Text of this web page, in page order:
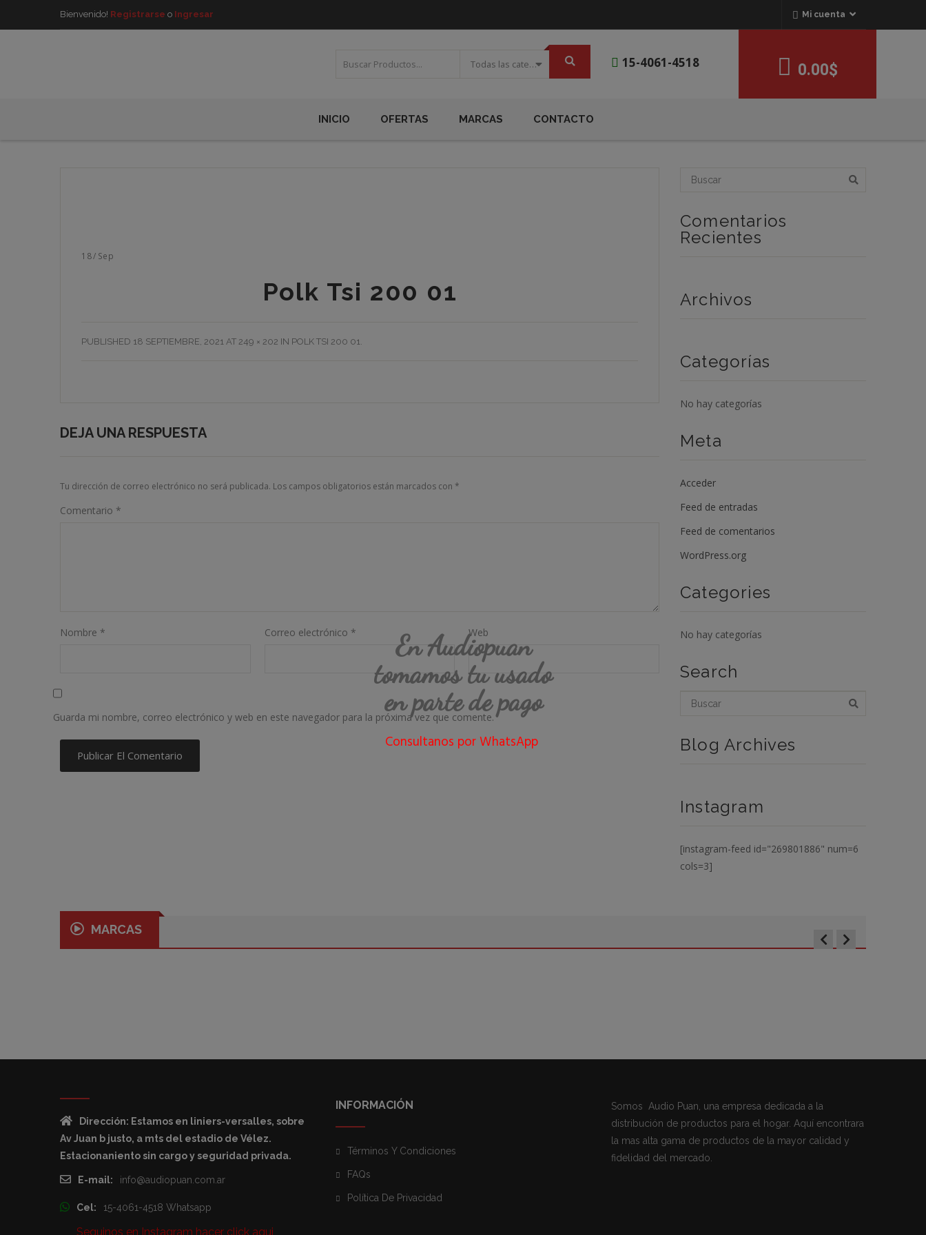
Bienvenido! Registrarse o Ingresar Mi cuenta
Todas las categorias 15-4061-4518 0.00$
INICIO OFERTAS MARCAS CONTACTO
18/ Sep
Polk Tsi 200 01
PUBLISHED 18 SEPTIEMBRE, 2021 AT 249 × 202 IN POLK TSI 200 01
DEJA UNA RESPUESTA
Tu dirección de correo electrónico no será publicada. Los campos obligatorios están marcados con *
Comentario *
Nombre * Correo electrónico * Web
Guarda mi nombre, correo electrónico y web en este navegador para la próxima vez que comente.
Comentarios
Recientes
Archivos
Categorías
No hay categorías
Meta
Acceder
Feed de entradas
Feed de comentarios
WordPress.org
Categories
No hay categorías
Search
Blog Archives
Instagram
[instagram-feed id="269801886" num=6
cols=3]
MARCAS
Dirección: Estamos en liniers-versalles, sobre
Av Juan b justo, a mts del estadio de Vélez.
Estacionaniento sin cargo y seguridad privada.
E-mail: info@audiopuan.com.ar
Cel: 15-4061-4518 Whatsapp
Seguinos en Instagram hacer click aqui
INFORMACIÓN
Términos Y Condiciones
FAQs
Política De Privacidad
Somos Audio Puan, una empresa dedicada a la
distribución de productos para el hogar. Aquí encontrara
la mas alta gama de productos de la mayor calidad y
fidelidad del mercado.
En Audiopuan
tomamos tu usado
en parte de pago
Consultanos por WhatsApp